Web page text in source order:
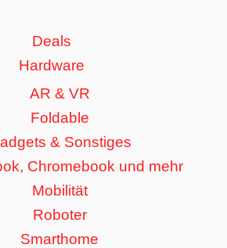
Deals
Hardware
AR & VR
Foldable
& Sonstiges
Chromebook und mehr
Mobilität
Roboter
Smarthome